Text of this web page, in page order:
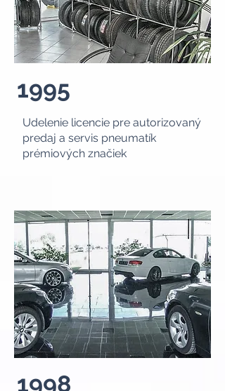
1995
Udelenie licencie pre autorizovaný
predaj a servis pneumatík
prémiových značiek
1998